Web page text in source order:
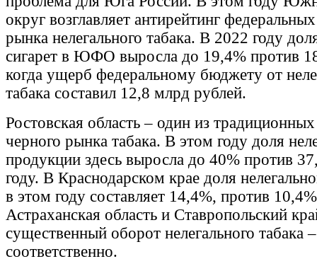
округ возглавляет антирейтинг
рынка нелегального табака. В 2022 году
сигарет в ЮФО выросла до 19,4% против
когда ущерб федеральному бюджету от
табака составил 12,8 млрд рублей.
Ростовская область – один из
черного рынка табака. В этом году доля
продукции здесь выросла до 40% против
году. В Краснодарском крае доля
в этом году составляет 14,4%, против
Астраханская область и Ставропольский
существенный оборот нелегального табака
соответственно.